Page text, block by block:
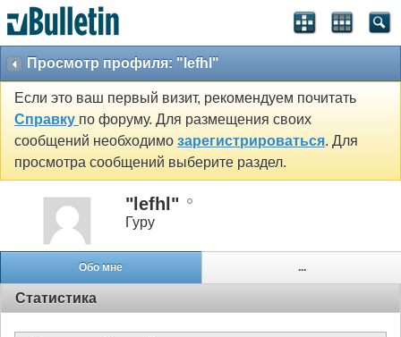
Просмотр профиля: "lefhl"
Если это ваш первый визит, рекомендуем почитать
Справку по форуму. Для размещения своих
сообщений необходимо зарегистрироваться. Для
просмотра сообщений выберите раздел.
"lefhl"
Гуру
Обо мне ...
Статистика